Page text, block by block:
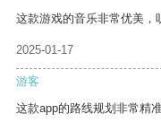
这款游戏的音乐非常优美，
2025-01-17
游客
这款app的路线规划非常精